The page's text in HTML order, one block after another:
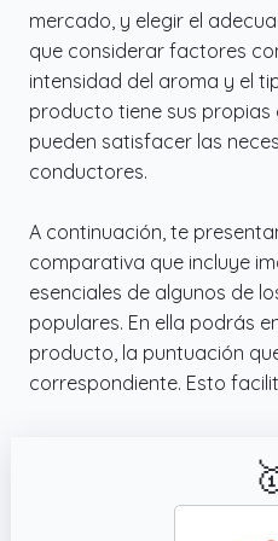
perfumado sin ocupar
mercado, y elegir el
que considerar factores
intensidad del aroma y el
producto tiene sus
pueden satisfacer las
conductores.
A continuación, te
comparativa que incluye
esenciales de algunos de
populares. En ella podrás
producto, la puntuación
correspondiente. Esto